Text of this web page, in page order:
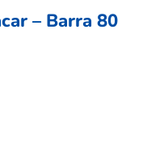
– Barra 80